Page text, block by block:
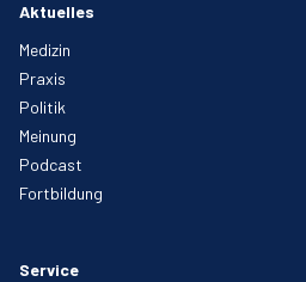
Aktuelles
Medizin
Praxis
Politik
Meinung
Podcast
Fortbildung
Service